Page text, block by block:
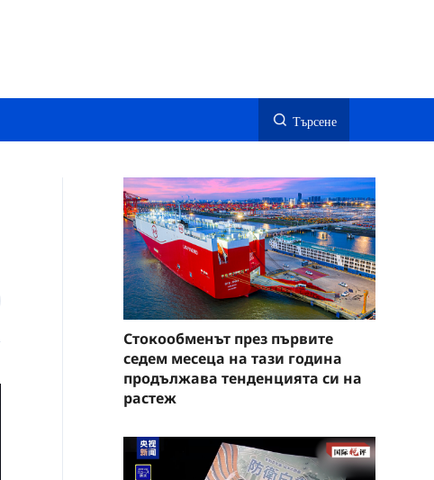
Търсене
Стокообменът през първите
седем месеца на тази година
продължава тенденцията си на
растеж